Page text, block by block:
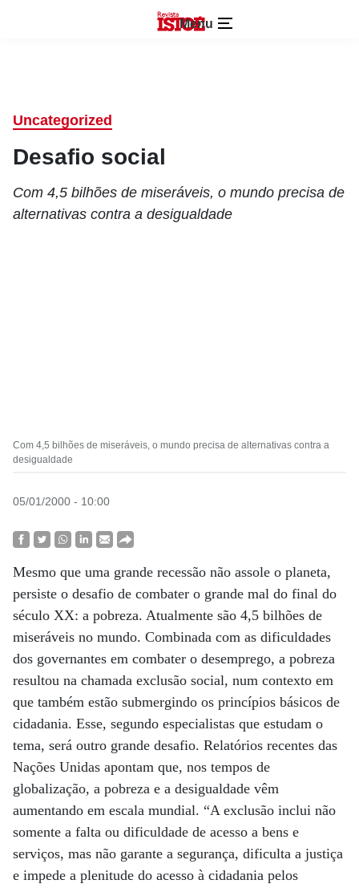
Menu
Uncategorized
Desafio social
Com 4,5 bilhões de miseráveis, o mundo precisa de
alternativas contra a desigualdade
Com 4,5 bilhões de miseráveis, o mundo precisa de alternativas contra a
desigualdade
05/01/2000 - 10:00
Mesmo que uma grande recessão não assole o planeta,
persiste o desafio de combater o grande mal do final do
século XX: a pobreza. Atualmente são 4,5 bilhões de
miseráveis no mundo. Combinada com as dificuldades
dos governantes em combater o desemprego, a pobreza
resultou na chamada exclusão social, num contexto em
que também estão submergindo os princípios básicos de
cidadania. Esse, segundo especialistas que estudam o
tema, será outro grande desafio. Relatórios recentes das
Nações Unidas apontam que, nos tempos de
globalização, a pobreza e a desigualdade vêm
aumentando em escala mundial. “A exclusão inclui não
somente a falta ou dificuldade de acesso a bens e
serviços, mas não garante a segurança, dificulta a justiça
e impede a plenitude do acesso à cidadania pelos